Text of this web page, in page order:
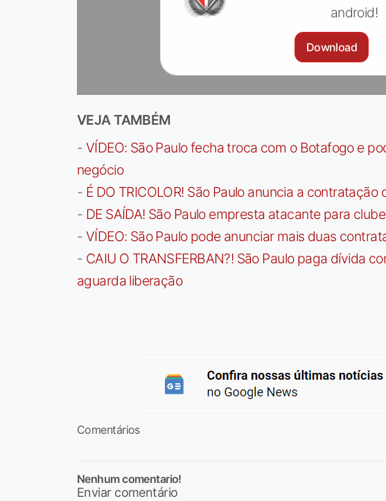
android!
Download
VEJA TAMBÉM
- VÍDEO: São Paulo fecha troca com o Botafogo e
negócio
- É DO TRICOLOR! São Paulo anuncia a
- DE SAÍDA! São Paulo empresta atacante para
- VÍDEO: São Paulo pode anunciar mais duas
- CAIU O TRANSFERBAN?! São Paulo paga dívida
aguarda liberação
Comentários
Nenhum comentario!
Enviar comentário